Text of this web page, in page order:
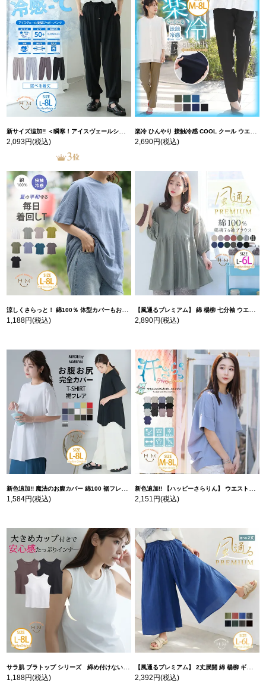
新サイズ追加!! ＜瞬寒！アイスヴェールシリーズ＞ 美脚 ジョガーパンツ 【ウェストゴム】 【ストレッチ】 | 大きいサイズの通販ならハッピーマリリン
2,093円(税込)
楽冷 ひんやり 接触冷感 COOL クール ウエストゴム 楽ちん ストレッチ 美脚 レギパン 【ストレッチ】 | 大きいサイズの通販ならハッピーマリリン
2,690円(税込)
涼しくさらっと！ 綿100％ 体型カバーもお洒落も叶える 風合いコットン ゆるシルエット ドルマン | 大きいサイズの通販ならハッピーマリリン
1,188円(税込)
【風通るプレミアム】 綿 楊柳 七分袖 ウエストギャザー ブラウス | 大きいサイズの通販ならハッピーマリリン
2,890円(税込)
新色追加!! 魔法のお腹カバー 綿100 裾フレア Tシャツ | 大きいサイズの通販ならハッピーマリリン
1,584円(税込)
新色追加!! 【ハッピーさらりん】 ウエストタック入り スッキリ魅せ コクーントップス | 大きいサイズの通販ならハッピーマリリン
2,151円(税込)
サラ肌 ブラトップ シリーズ 締め付けない リブ タンクトップ | 大きいサイズの通販ならハッピーマリリン
1,188円(税込)
【風通るプレミアム】 2丈展開 綿 楊柳 ギャザー フレア スカンツ 【ウェストゴム】 | 大きいサイズの通販ならハッピーマリリン
2,392円(税込)